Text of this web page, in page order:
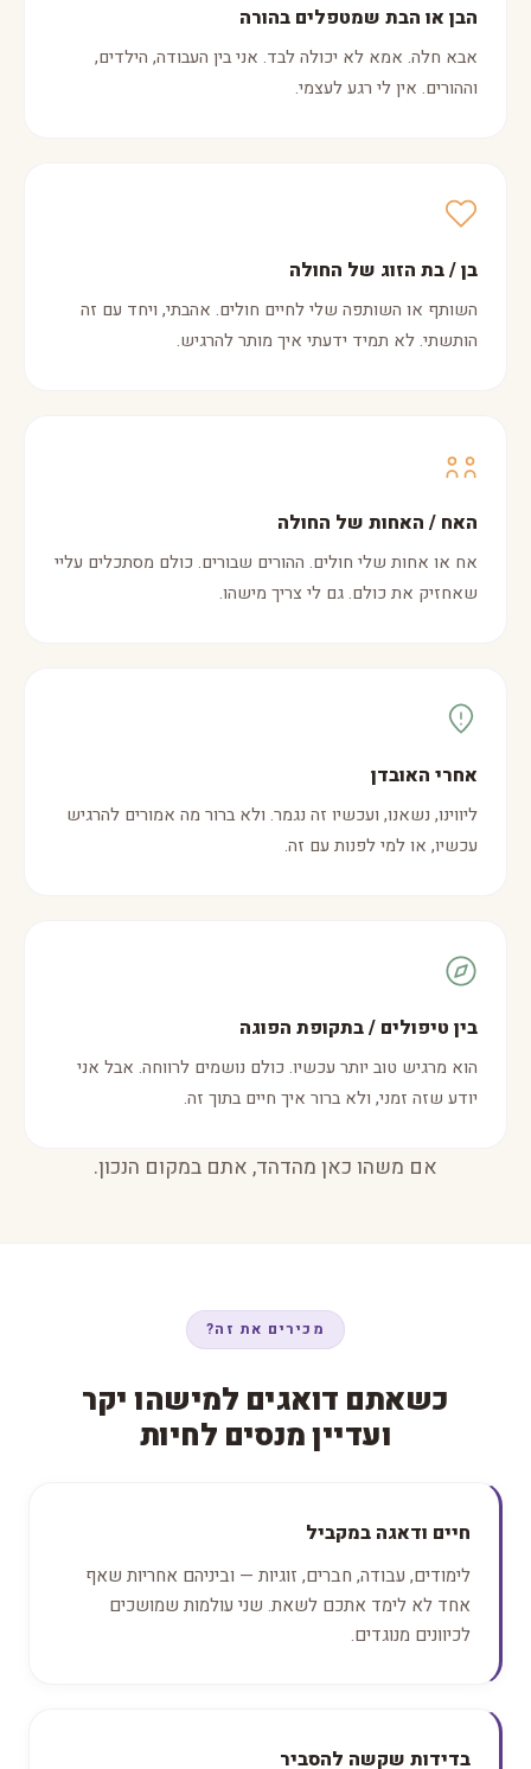
הבן או הבת שמטפלים בהורה
אבא חלה. אמא לא יכולה לבד. אני בין העבודה, הילדים,
וההורים. אין לי רגע לעצמי.
בן / בת הזוג של החולה
השותף או השותפה שלי לחיים חולים. אהבתי, ויחד עם זה
הותשתי. לא תמיד ידעתי איך מותר להרגיש.
האח / האחות של החולה
אח או אחות שלי חולים. ההורים שבורים. כולם מסתכלים עליי
שאחזיק את כולם. גם לי צריך מישהו.
אחרי האובדן
ליווינו, נשאנו, ועכשיו זה נגמר. ולא ברור מה אמורים להרגיש
עכשיו, או למי לפנות עם זה.
בין טיפולים / בתקופת הפוגה
הוא מרגיש טוב יותר עכשיו. כולם נושמים לרווחה. אבל אני
יודע שזה זמני, ולא ברור איך חיים בתוך זה.
אם משהו כאן מהדהד, אתם במקום הנכון.
מכירים את זה?
כשאתם דואגים למישהו יקר
ועדיין מנסים לחיות
חיים ודאגה במקביל
לימודים, עבודה, חברים, זוגיות — וביניהם אחריות שאף
אחד לא לימד אתכם לשאת. שני עולמות שמושכים
לכיוונים מנוגדים.
בדידות שקשה להסביר